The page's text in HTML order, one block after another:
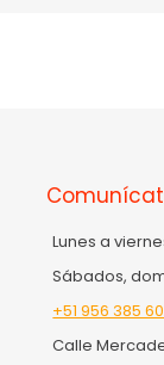
Lunes a
Sábados,
+51 956 385
Calle